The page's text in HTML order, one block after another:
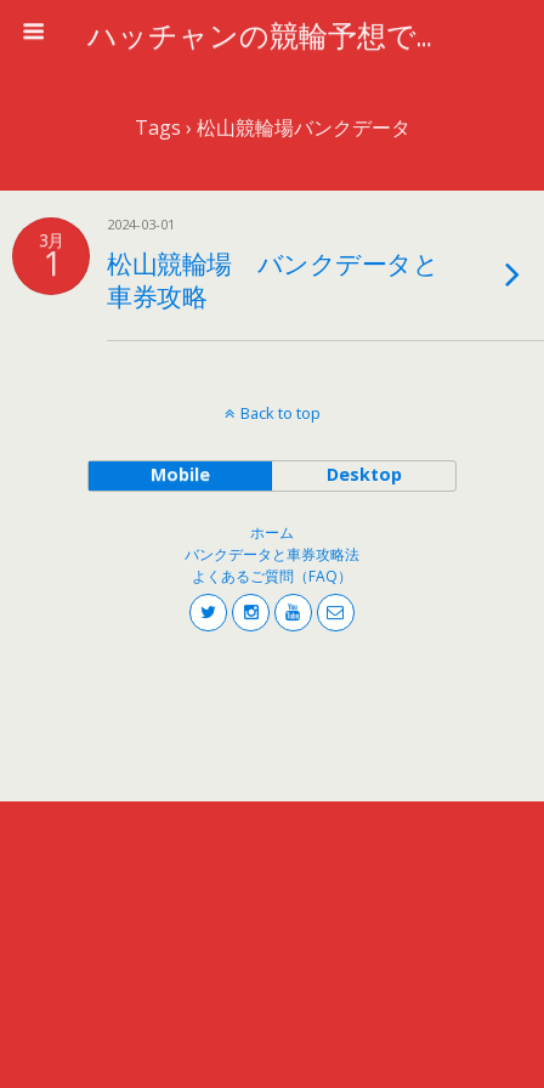
ハッチャンの競輪予想で車券攻略
Tags › 松山競輪場バンクデータ
3月
1
2024-03-01
松山競輪場 バンクデータと
車券攻略
Back to top
Mobile Desktop
ホーム
バンクデータと車券攻略法
よくあるご質問（FAQ）